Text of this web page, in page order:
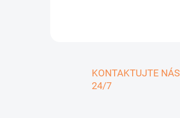
KONTAKTUJTE NÁS
24/7